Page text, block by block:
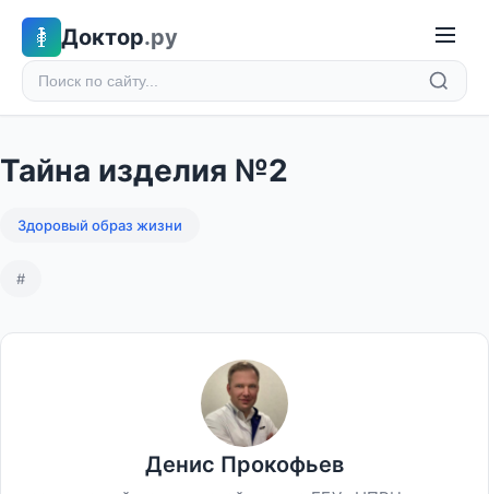
Доктор.ру
Тайна изделия №2
Здоровый образ жизни
#
Денис Прокофьев